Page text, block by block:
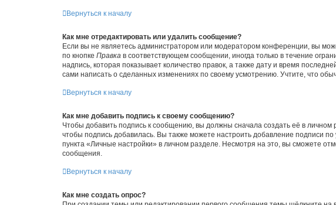
Вернуться к началу
Как мне отредактировать или удалить сообщение?
Если вы не являетесь администратором или модератором конференции, вы
по кнопке Правка в соответствующем сообщении, иногда только в течение
надпись, которая показывает количество правок, а также дату и время
сами написать о сделанных изменениях по своему усмотрению. Учтите, что
Вернуться к началу
Как мне добавить подпись к своему сообщению?
Чтобы добавить подпись к сообщению, вы должны сначала создать её в
чтобы подпись добавилась. Вы также можете настроить добавление подписи
пункта «Личные настройки» в личном разделе. Несмотря на это, вы сможете
сообщения.
Вернуться к началу
Как мне создать опрос?